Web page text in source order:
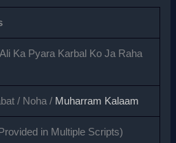
Ka Pyara Karbal Ko Ja Raha
/ Noha / Muharram Kalaam
in Multiple Scripts)